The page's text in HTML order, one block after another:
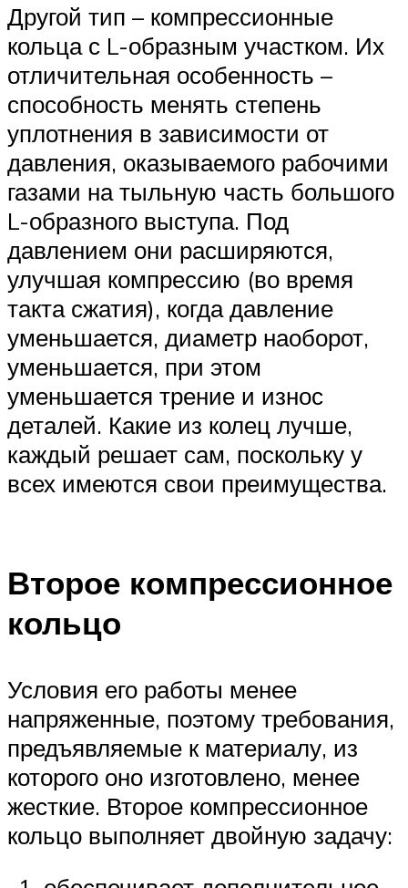
Другой тип – компрессионные
кольца с L-образным участком. Их
отличительная особенность –
способность менять степень
уплотнения в зависимости от
давления, оказываемого рабочими
газами на тыльную часть большого
L-образного выступа. Под
давлением они расширяются,
улучшая компрессию (во время
такта сжатия), когда давление
уменьшается, диаметр наоборот,
уменьшается, при этом
уменьшается трение и износ
деталей. Какие из колец лучше,
каждый решает сам, поскольку у
всех имеются свои преимущества.
Второе компрессионное
кольцо
Условия его работы менее
напряженные, поэтому требования,
предъявляемые к материалу, из
которого оно изготовлено, менее
жесткие. Второе компрессионное
кольцо выполняет двойную задачу: